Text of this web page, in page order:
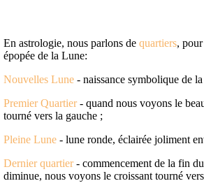
En astrologie, nous parlons de quartiers, pour
épopée de la Lune:
Nouvelles Lune - naissance symbolique de
Premier Quartier- quand nous voyons le
tourné vers la gauche ;
Pleine Lune - lune ronde, éclairée joliment
Dernier quartier- commencement de la fin
diminue, nous voyons le croissant tourné